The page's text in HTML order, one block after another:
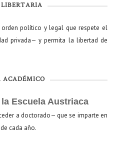
político y legal que respete el
privada— y permita la libertad de
ACADÉMICO
Escuela Austriaca
a doctorado— que se imparte en
cada año.